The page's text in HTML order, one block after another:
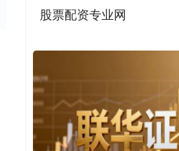
股票配资专业网